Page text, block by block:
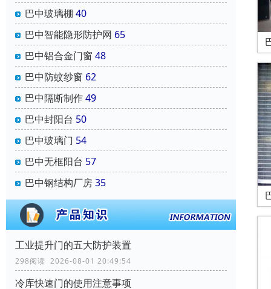
巴中玻璃棚 40
巴中智能隐形防护网 65
巴中铝合金门窗 48
巴中防蚊纱窗 62
巴中隔断制作49
巴中封阳台 50
巴中玻璃门 54
巴中无框阳台 57
巴中钢结构厂房35
工业提升门的五大防护装置
298阅读 2026-08-01 20:49:54
冷库快速门的使用注意事项